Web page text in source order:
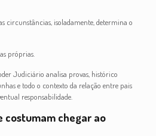
circunstâncias, isoladamente, determina o
próprias.
Judiciário analisa provas, histórico
e todo o contexto da relação entre pais
responsabilidade.
costumam chegar ao